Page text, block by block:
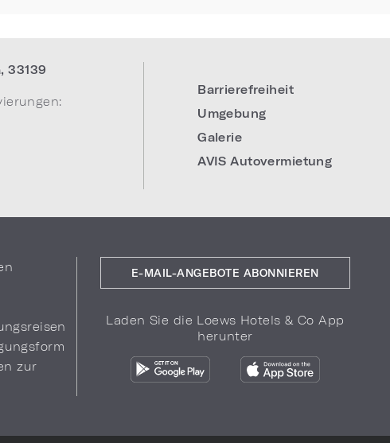
,33139
Barrierefreiheit
Umgebung
Galerie
AVIS Autovermietung
zur
E-MAIL-ANGEBOTE ABONNIEREN
Laden Sie die Loews Hotels & Co App
herunter